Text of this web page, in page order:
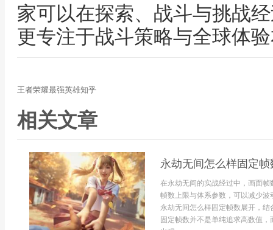
家可以在探索、战斗与挑战
更专注于战斗策略与全球体
王者荣耀最强英雄知乎
相关文章
永劫无间怎么样固定帧
在永劫无间的实战经过中，画面
帧数上限与体系参数，可以减少
永劫无间怎么样固定帧数展开，
固定帧数并不是单纯追求高数值